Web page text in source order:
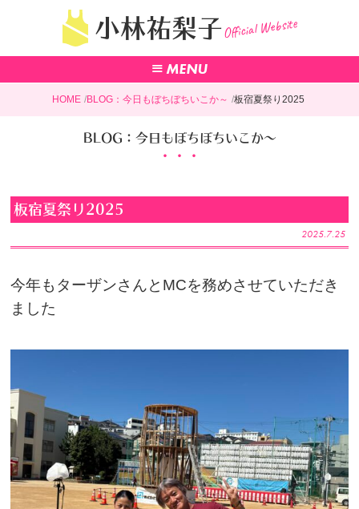
小林祐梨子Official Website
HOME BLOG：今日もぼちぼちいこか～ 板宿夏祭り2025
BLOG：今日もぼちぼちいこか～
板宿夏祭り2025
2025.7.25
今年もターザンさんとMCを務めさせていただき
ました